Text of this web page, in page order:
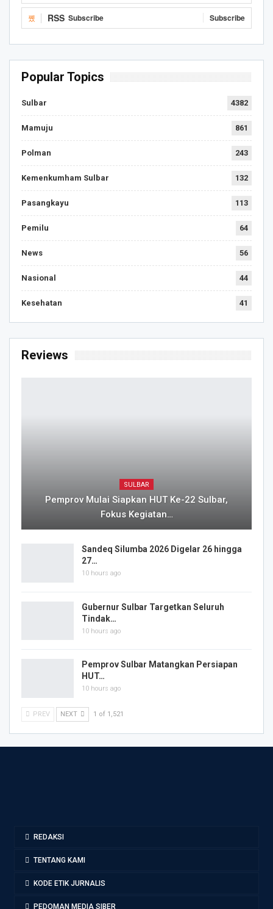
RSS Subscribe Subscribe
Popular Topics
Sulbar 4382
Mamuju 861
Polman 243
Kemenkumham Sulbar 132
Pasangkayu 113
Pemilu 64
News 56
Nasional 44
Kesehatan 41
Reviews
SULBAR
Pemprov Mulai Siapkan HUT Ke-22 Sulbar,
Fokus Kegiatan…
Sandeq Silumba 2026 Digelar 26 hingga
27…
10 hours ago
Gubernur Sulbar Targetkan Seluruh
Tindak…
10 hours ago
Pemprov Sulbar Matangkan Persiapan
HUT…
10 hours ago
PREV NEXT 1 of 1,521
REDAKSI
TENTANG KAMI
KODE ETIK JURNALIS
PEDOMAN MEDIA SIBER